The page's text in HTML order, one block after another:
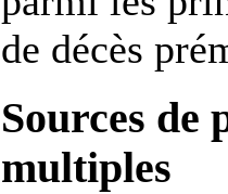
de décès
Sources de
multiples